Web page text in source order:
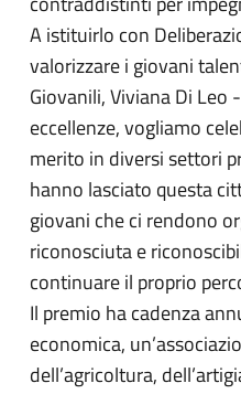
A istituirlo con
valorizzare i giovani
Giovanili, Viviana Di
eccellenze, vogliamo
merito in diversi settori
hanno lasciato questa
giovani che ci rendono
riconosciuta e
continuare il proprio
Il premio ha cadenza
economica,
dell’agricoltura,